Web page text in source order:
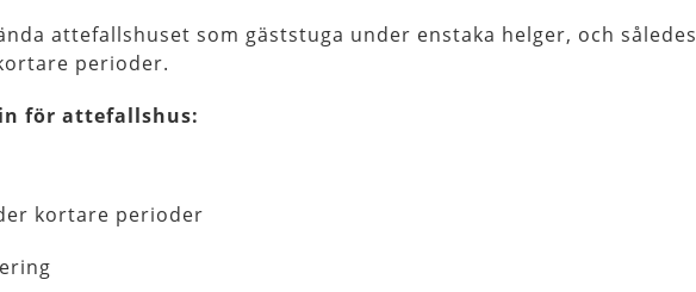
attefallshuset som gäststuga under enstaka helger, och således
perioder.
för attefallshus:
kortare perioder